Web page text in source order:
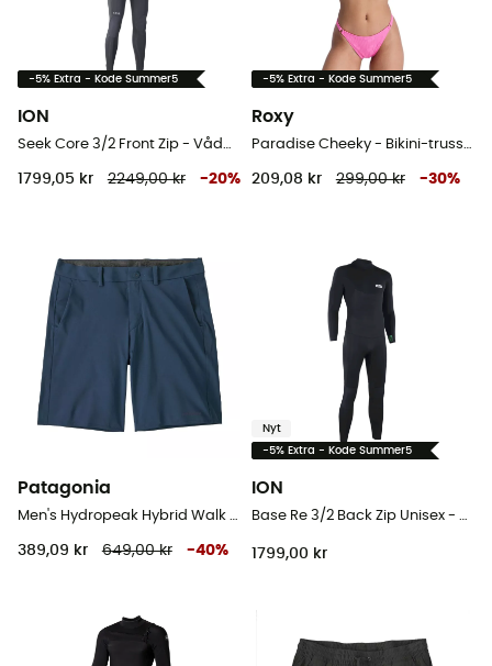
-5% Extra - Kode Summer5
ION
1799,05 kr 2249,00 kr -20%
-5% Extra - Kode Summer5
Roxy
209,08 kr 299,00 kr -30%
Patagonia
389,09 kr 649,00 kr -40%
Nyt
-5% Extra - Kode Summer5
ION
1799,00 kr